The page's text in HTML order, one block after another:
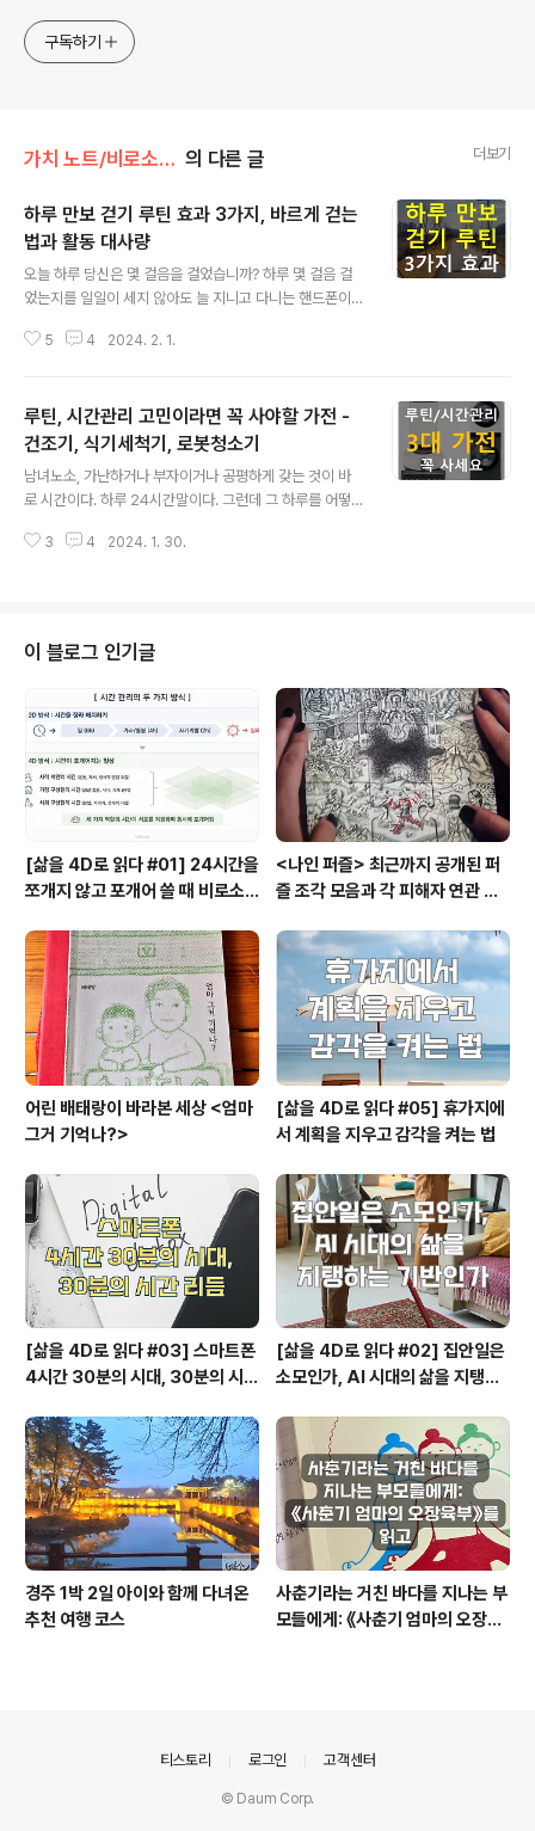
구독하기
가치 노트/비로소 좋은 습관 의 다른 글 더보기
하루 만보 걷기 루틴 효과 3가지, 바르게 걷는
법과 활동 대사량
오늘 하루 당신은 몇 걸음을 걸었습니까? 하루 몇 걸음 걸
었는지를 일일이 세지 않아도 늘 지니고 다니는 핸드폰이
다. 핸드폰을 책상위에 올려두고 실내에만 생활한 휴일에
아니다. 조금 빠른 걸음으로 걸어도 한시간에도 1만보를 채
우기 어렵다. 그래서 하루 만보는 적어도 하루 1시간 반 정
도를 차나 다른 교통을 이용하지 않고 직접 걸어야 하는 것
을 의미한다. 물론 '자 이제 운동 시작'이라는 생각으로 걷
지 않고 일상에서 실내공간에서 움직이는 것까지도 포함할
수 있다. 하루 만보라는 루틴을 야무지게 지키려는 사람은
5 4 2024. 2. 1.
루틴, 시간관리 고민이라면 꼭 사야할 가전 -
건조기, 식기세척기, 로봇청소기
남녀노소, 가난하거나 부자이거나 공평하게 갖는 것이 바
로 시간이다. 하루 24시간말이다. 그런데 그 하루를 어떻
학교를 다니거나 똑같은 직장을 다녀도 잘 들여다보면 제
떻게 시간을 보내는가에 따라 다른 시간까지도 영향을 받
는다. 그래서 앞의 사건과 뒤의 사건의 연속에서 시간은 그
시간을 보내는 사람을 지치게도 열정을 불태우게도 한다.
단지 돈이 많다고 해서 시간의 질이 좋다고 할 수는 없다.
돈이 많은 사람들은 스스로의 시간이 더 비싸다고 여기기
때문에 시간을 더 효과적으로 보내고자 노력할 ..
3 4 2024. 1. 30.
이 블로그 인기글
[삶을 4D로 읽다 #01] 24시간을
쪼개지 않고 포개어 쓸 때 비로소
<나인 퍼즐> 최근까지 공개된 퍼
즐 조각 모음과 각 피해자 연관 관
어린 배태랑이 바라본 세상 <엄마
그거 기억나?>
[삶을 4D로 읽다 #05] 휴가지에
서 계획을 지우고 감각을 켜는 법
[삶을 4D로 읽다 #03] 스마트폰
4시간 30분의 시대, 30분의 시간
[삶을 4D로 읽다 #02] 집안일은
소모인가, AI 시대의 삶을 지탱하
경주 1박 2일 아이와 함께 다녀온
추천 여행 코스
사춘기라는 거친 바다를 지나는 부
모들에게: 《사춘기 엄마의 오장육
티스토리 로그인 고객센터
© Daum Corp.